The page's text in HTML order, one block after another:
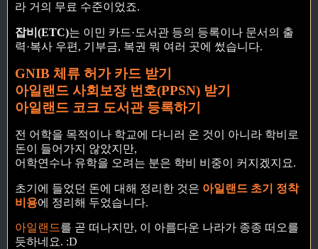
라 거의 무료 수준이었죠.
잡비(ETC)는 이민 카드·도서관 등의 등록이나 문서의 출
력·복사 우편, 기부금, 복권 뭐 여러 곳에 썼습니다.
GNIB 체류 허가 카드 받기
아일랜드 사회보장 번호(PPSN) 받기
아일랜드 코크 도서관 등록하기
전 어학을 목적이나 학교에 다니러 온 것이 아니라 학비로
돈이 들어가지 않았지만,
어학연수나 유학을 오려는 분은 학비 비중이 커지겠지요.
초기에 들었던 돈에 대해 정리한 것은 아일랜드 초기 정착
비용에 정리해 두었습니다.
아일랜드를 곧 떠나지만, 이 아름다운 나라가 종종 떠오를
듯하네요. :D